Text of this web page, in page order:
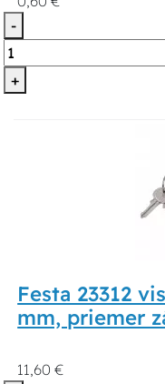
-
+
Festa 23312
mm, priemer
11,60 €